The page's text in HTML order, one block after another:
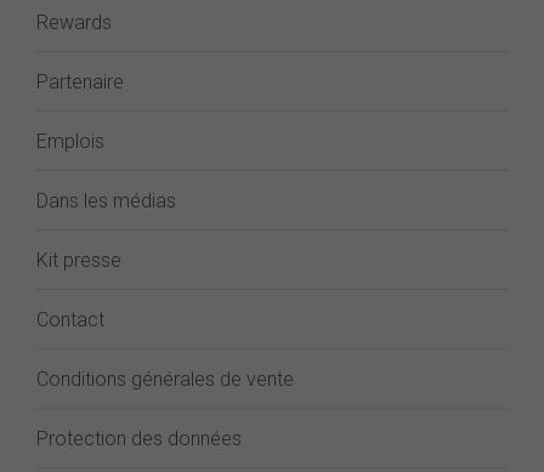
Rewards
Partenaire
Emplois
Dans les médias
Kit presse
Contact
Conditions générales de vente
Protection des données